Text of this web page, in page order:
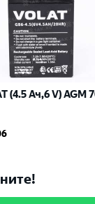
(4.5 Ач,6 V) AGM